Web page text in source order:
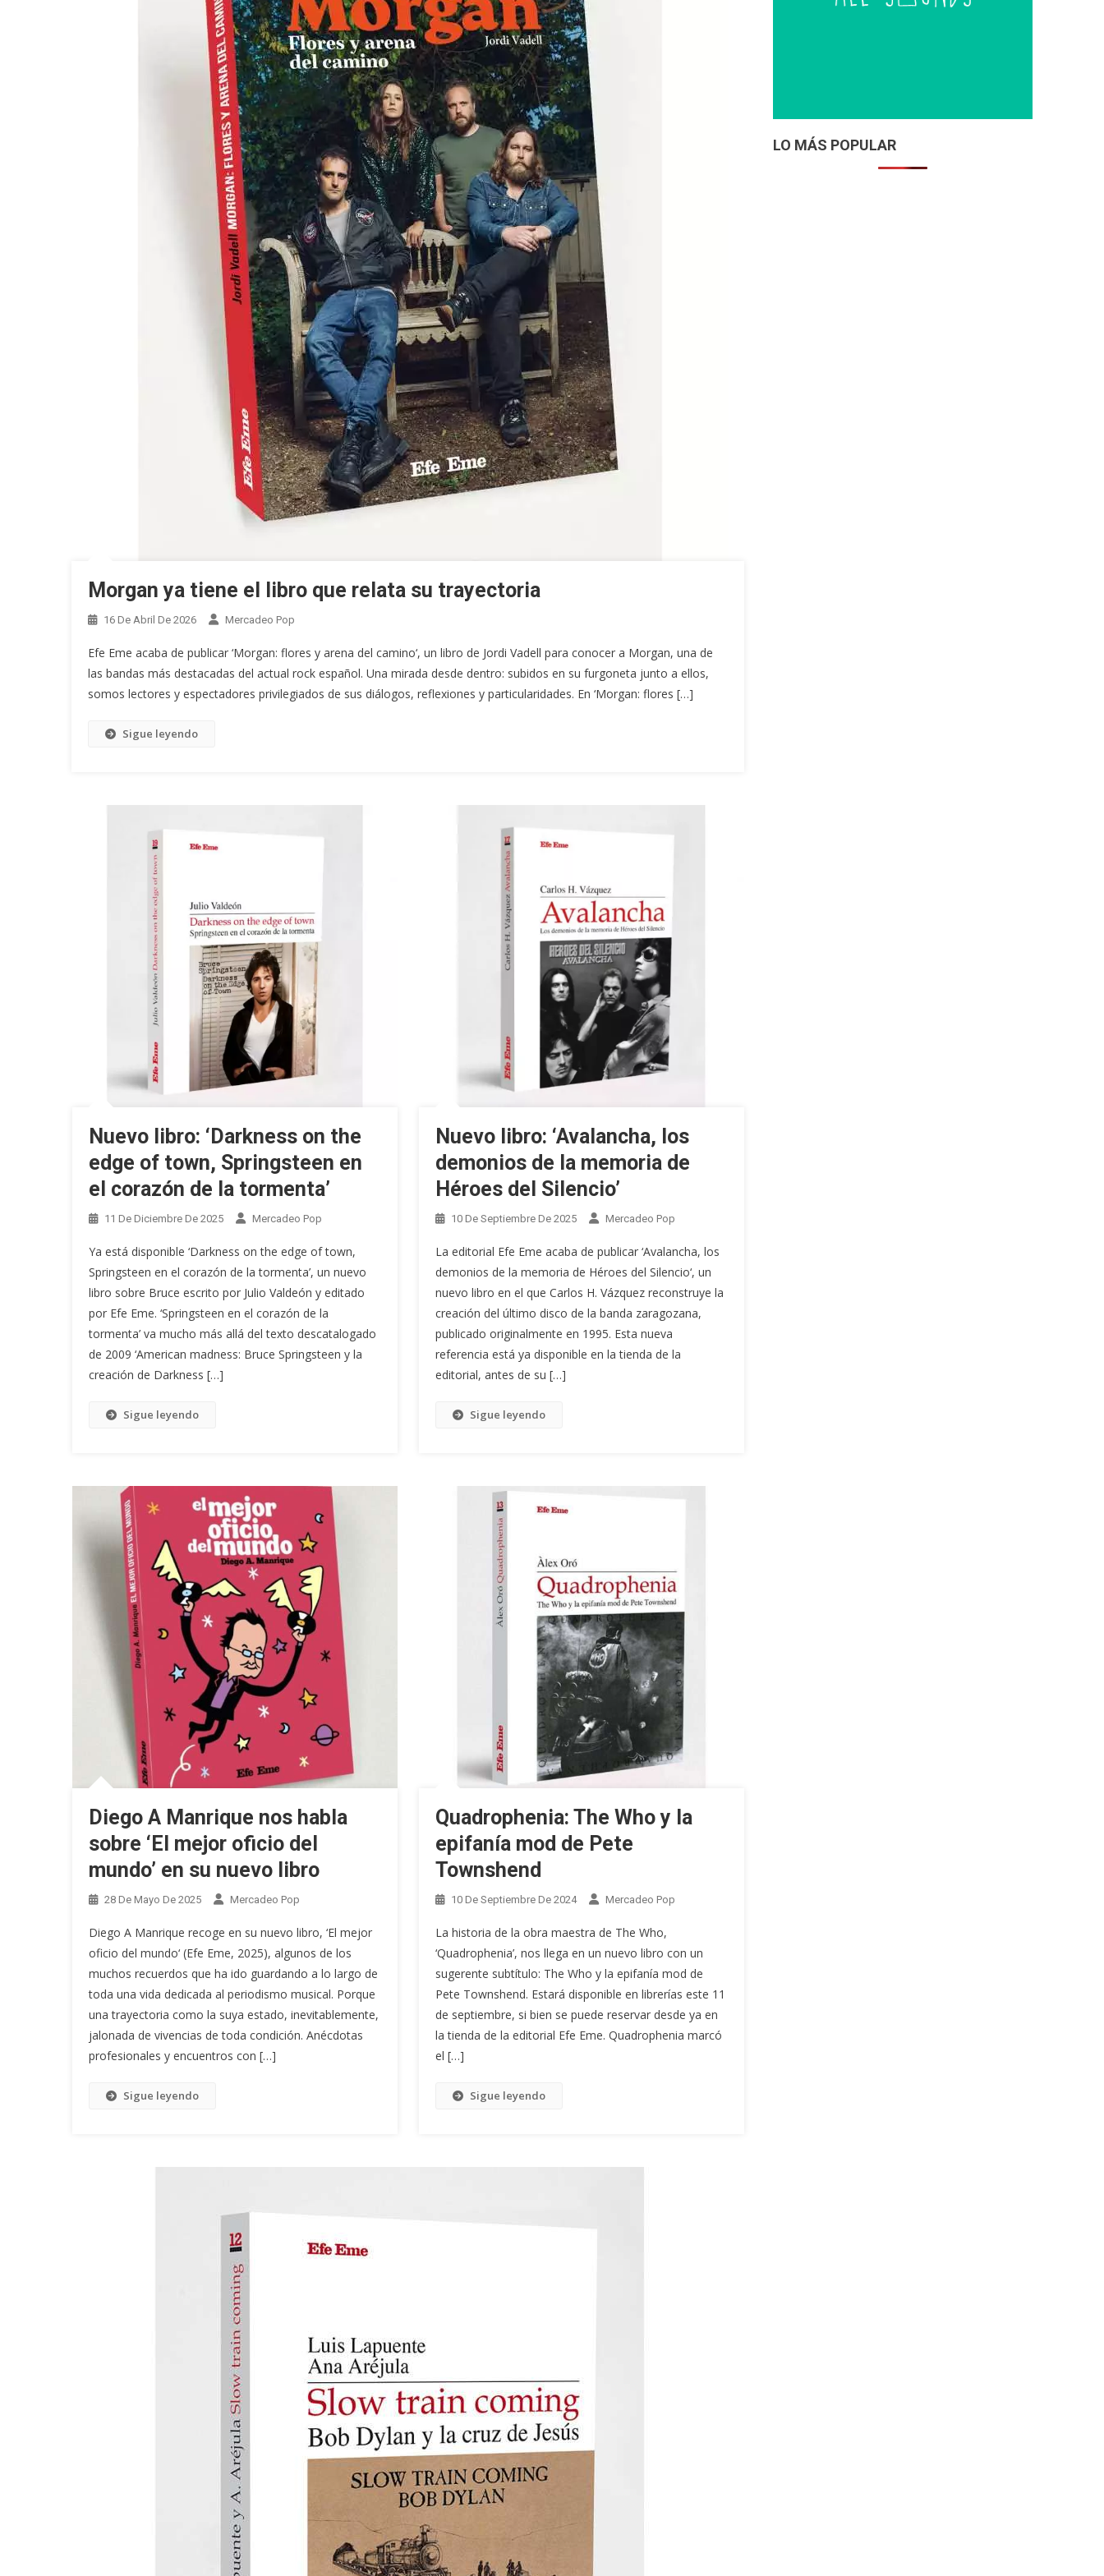
Morgan ya tiene el libro que relata su trayectoria
16 De Abril De 2026 Mercadeo Pop
Efe Eme acaba de publicar ‘Morgan: flores y arena del camino‘, un libro de Jordi Vadell para conocer a Morgan, una de
las bandas más destacadas del actual rock español. Una mirada desde dentro: subidos en su furgoneta junto a ellos,
somos lectores y espectadores privilegiados de sus diálogos, reflexiones y particularidades. En ‘Morgan: flores […]
Sigue leyendo
Nuevo libro: ‘Darkness on the
edge of town, Springsteen en
el corazón de la tormenta’
11 De Diciembre De 2025 Mercadeo Pop
Ya está disponible ‘Darkness on the edge of town,
Springsteen en el corazón de la tormenta’, un nuevo
libro sobre Bruce escrito por Julio Valdeón y editado
por Efe Eme. ‘Springsteen en el corazón de la
tormenta’ va mucho más allá del texto descatalogado
de 2009 ‘American madness: Bruce Springsteen y la
creación de Darkness […]
Sigue leyendo
Nuevo libro: ‘Avalancha, los
demonios de la memoria de
Héroes del Silencio’
10 De Septiembre De 2025 Mercadeo Pop
La editorial Efe Eme acaba de publicar ‘Avalancha, los
demonios de la memoria de Héroes del Silencio‘, un
nuevo libro en el que Carlos H. Vázquez reconstruye la
creación del último disco de la banda zaragozana,
publicado originalmente en 1995. Esta nueva
referencia está ya disponible en la tienda de la
editorial, antes de su […]
Sigue leyendo
Diego A Manrique nos habla
sobre ‘El mejor oficio del
mundo’ en su nuevo libro
28 De Mayo De 2025 Mercadeo Pop
Diego A Manrique recoge en su nuevo libro, ‘El mejor
oficio del mundo‘ (Efe Eme, 2025), algunos de los
muchos recuerdos que ha ido guardando a lo largo de
toda una vida dedicada al periodismo musical. Porque
una trayectoria como la suya estado, inevitablemente,
jalonada de vivencias de toda condición. Anécdotas
profesionales y encuentros con […]
Sigue leyendo
Quadrophenia: The Who y la
epifanía mod de Pete
Townshend
10 De Septiembre De 2024 Mercadeo Pop
La historia de la obra maestra de The Who,
‘Quadrophenia’, nos llega en un nuevo libro con un
sugerente subtítulo: The Who y la epifanía mod de
Pete Townshend. Estará disponible en librerías este 11
de septiembre, si bien se puede reservar desde ya en
la tienda de la editorial Efe Eme. Quadrophenia marcó
el […]
Sigue leyendo
LO MÁS POPULAR